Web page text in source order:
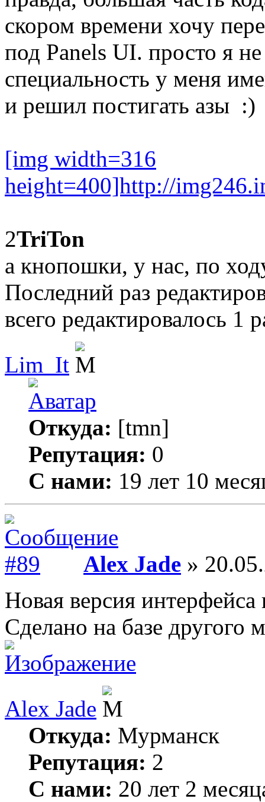
скором времени хочу
под Panels UI. просто я
специальность у меня
и решил постигать азы :)
[img width=316
height=400]http://
2TriTon
а кнопошки, у нас, по
Последний раз
всего редактировалось 1
Lim_It
Откуда: [tmn]
Репутация: 0
С нами: 19 лет 10
Alex Jade »
Новая версия
Сделано на базе другого
Alex Jade
Откуда: Мурманск
Репутация: 2
С нами: 20 лет 2